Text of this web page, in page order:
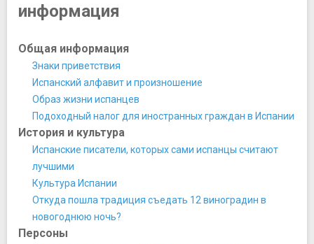
Улица Пасео-де-Борн
Аквариум в Пальме
Кала Варкес
Кала Дейя
Кала Кан Пруага
Кала Форментор
Плайя де Камп де Мар
Плайя де Тора
Пляж Романтика
информация
Общая информация
Знаки приветствия
Испанский алфавит и произношение
Образ жизни испанцев
Подоходный налог для иностранных граждан в Испании
История и культура
Испанские писатели, которых сами испанцы считают
лучшими
Культура Испании
Откуда пошла традиция съедать 12 виноградин в
новогоднюю ночь?
Персоны